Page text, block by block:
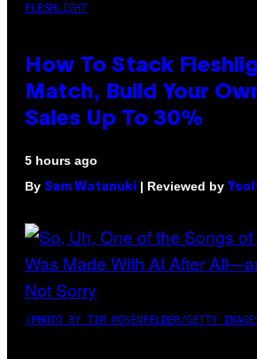
FLESHLIGHT
How To Stack
Match, Build Your
Sales Up To 30%
5 hours ago
By Sam Watanuki | Reviewed by
(PHOTO BY TIM MOSENFELDER/GETTY